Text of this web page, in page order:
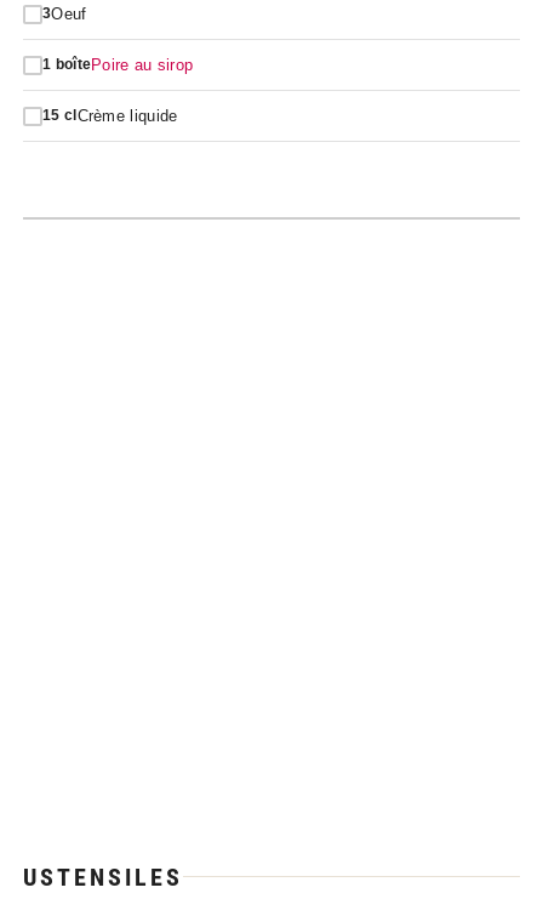
3Oeuf
1 boîtePoire au sirop
15 cl Crème liquide
USTENSILES